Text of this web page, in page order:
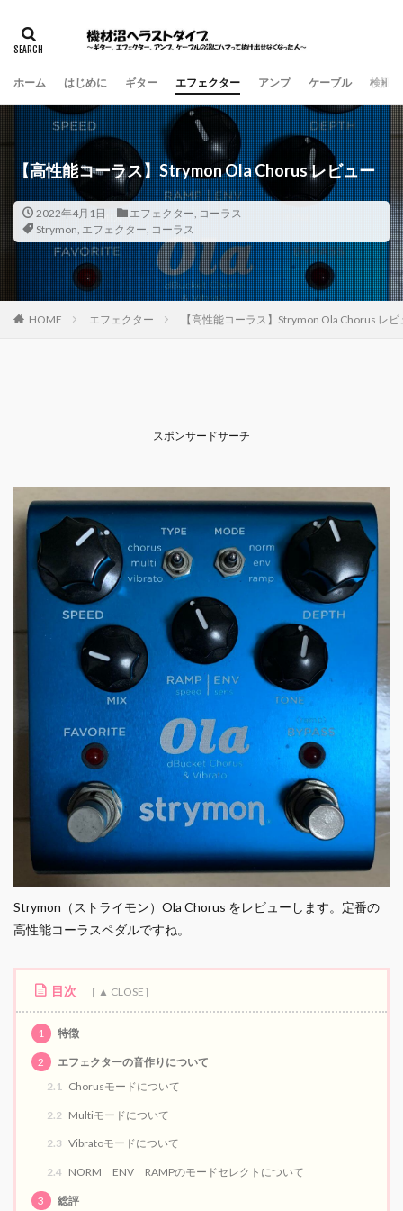
ホーム はじめに ギター エフェクター アンプ ケーブル 検証
【高性能コーラス】Strymon Ola Chorus レビュー
2022年4月1日 エフェクター, コーラス
Strymon, エフェクター, コーラス
HOME エフェクター 【高性能コーラス】Strymon Ola Chorus レビ
スポンサードサーチ
Strymon（ストライモン）Ola Chorus をレビューします。定番の
高性能コーラスペダルですね。
目次
1 特徴
2
エフェクターの音作りについて
2.1 Chorusモードについて
2.2 Multiモードについて
2.3 Vibratoモードについて
2.4 NORM ENV RAMPのモードセレクトについて
3 総評